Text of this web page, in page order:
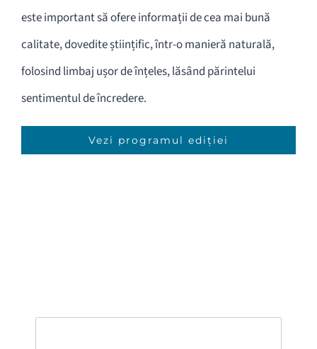
este important să ofere informații de cea mai bună
calitate, dovedite științific, într-o manieră naturală,
folosind limbaj ușor de înțeles, lăsând părintelui
sentimentul de încredere.
Vezi programul ediției